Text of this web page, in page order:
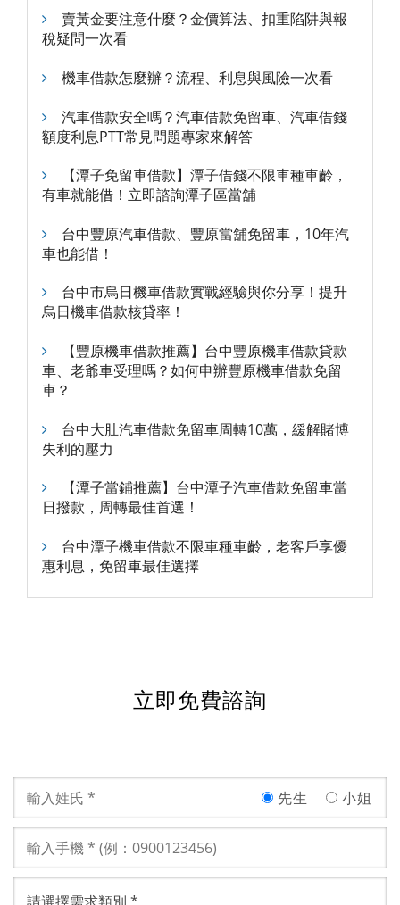
賣黃金要注意什麼？金價算法、扣重陷阱與報
稅疑問一次看
機車借款怎麼辦？流程、利息與風險一次看
汽車借款安全嗎？汽車借款免留車、汽車借錢
額度利息PTT常見問題專家來解答
【潭子免留車借款】潭子借錢不限車種車齡，
有車就能借！立即諮詢潭子區當舖
台中豐原汽車借款、豐原當舖免留車，10年汽
車也能借！
台中市烏日機車借款實戰經驗與你分享！提升
烏日機車借款核貸率！
【豐原機車借款推薦】台中豐原機車借款貸款
車、老爺車受理嗎？如何申辦豐原機車借款免留
車？
台中大肚汽車借款免留車周轉10萬，緩解賭博
失利的壓力
【潭子當鋪推薦】台中潭子汽車借款免留車當
日撥款，周轉最佳首選！
台中潭子機車借款不限車種車齡，老客戶享優
惠利息，免留車最佳選擇
立即免費諮詢
先生 小姐